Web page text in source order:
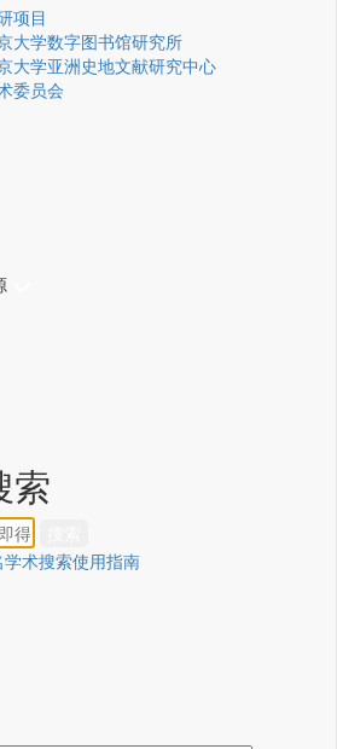
项目
大学数字图书馆研究所
大学亚洲史地文献研究中心
委员会
索
学术搜索使用指南